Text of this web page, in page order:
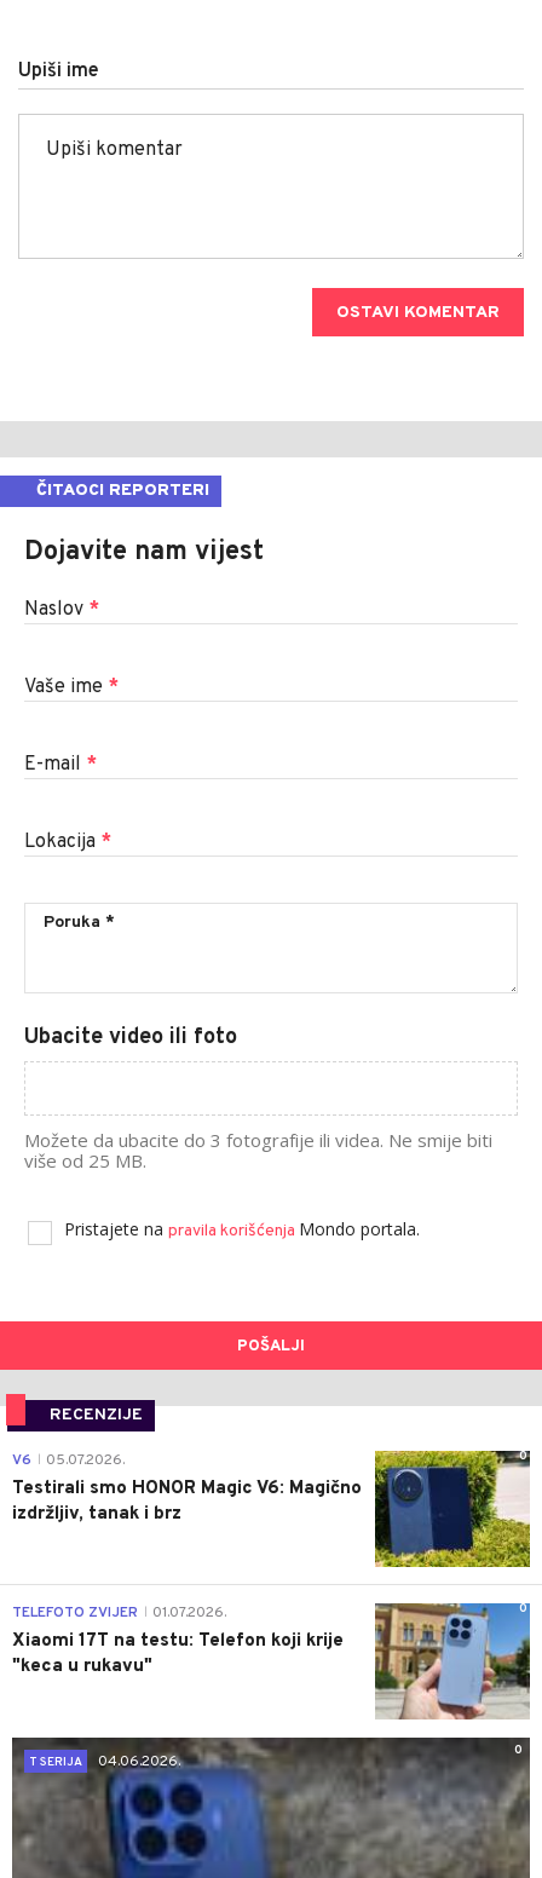
Upiši ime
OSTAVI KOMENTAR
ČITAOCI REPORTERI
Dojavite nam vijest
Naslov *
Vaše ime *
E-mail *
Lokacija *
Ubacite video ili foto
Možete da ubacite do 3 fotografije ili videa. Ne smije biti
više od 25 MB.
Pristajete na pravila korišćenja Mondo portala.
POŠALJI
RECENZIJE
0
V6 05.07.2026.
Testirali smo HONOR Magic V6: Magično
izdržljiv, tanak i brz
0
TELEFOTO ZVIJER 01.07.2026.
Xiaomi 17T na testu: Telefon koji krije
"keca u rukavu"
0
T SERIJA
04.06.2026.